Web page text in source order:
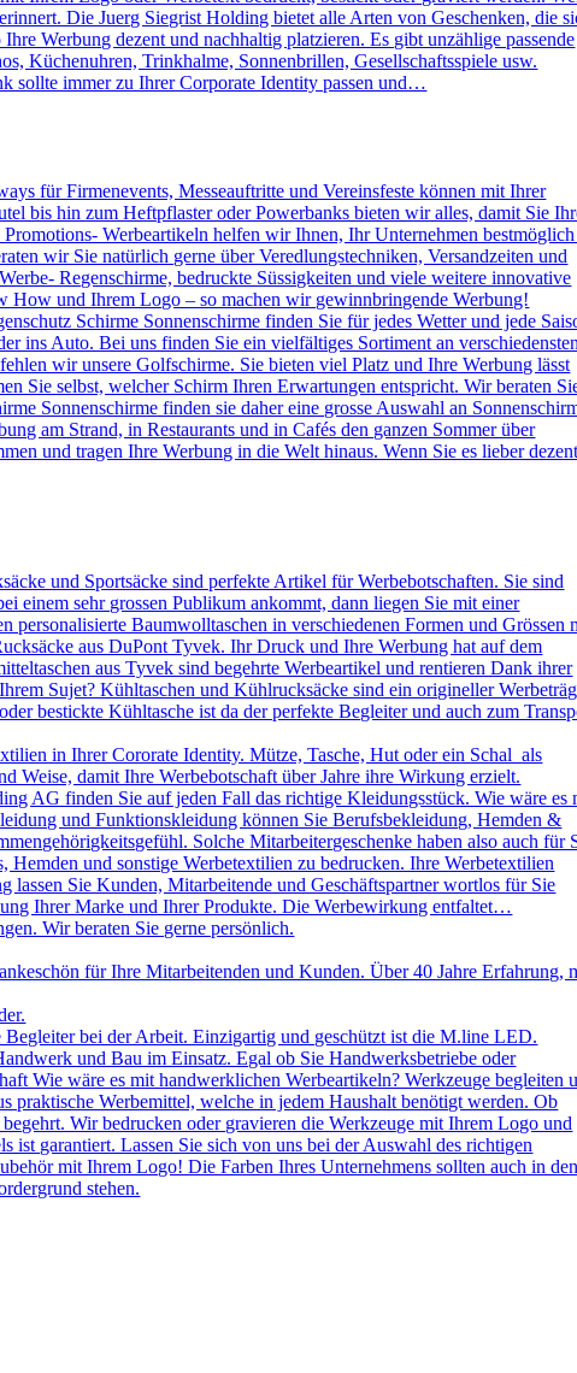
Die Juerg Siegrist Holding bietet alle Arten von Geschenken, die
Werbung dezent und nachhaltig platzieren. Es gibt unzählige passende
Küchenuhren, Trinkhalme, Sonnenbrillen, Gesellschaftsspiele usw.
sollte immer zu Ihrer Corporate Identity passen und…
für Firmenevents, Messeauftritte und Vereinsfeste können mit Ihrer
bis hin zum Heftpflaster oder Powerbanks bieten wir alles, damit Sie
Werbeartikeln helfen wir Ihnen, Ihr Unternehmen
wir Sie natürlich gerne über Veredlungstechniken, Versandzeiten und
Regenschirme, bedruckte Süssigkeiten und viele weitere innovative
How und Ihrem Logo – so machen wir gewinnbringende Werbung!
Schirme Sonnenschirme finden Sie für jedes Wetter und jede
ins Auto. Bei uns finden Sie ein vielfältiges Sortiment an
wir unsere Golfschirme. Sie bieten viel Platz und Ihre Werbung lässt
Sie selbst, welcher Schirm Ihren Erwartungen entspricht. Wir beraten
Sonnenschirme finden sie daher eine grosse Auswahl an
am Strand, in Restaurants und in Cafés den ganzen Sommer über
und tragen Ihre Werbung in die Welt hinaus. Wenn Sie es lieber
und Sportsäcke sind perfekte Artikel für Werbebotschaften. Sie sind
einem sehr grossen Publikum ankommt, dann liegen Sie mit einer
personalisierte Baumwolltaschen in verschiedenen Formen und Grössen
aus DuPont Tyvek. Ihr Druck und Ihre Werbung hat auf dem
aus Tyvek sind begehrte Werbeartikel und rentieren Dank ihrer
Sujet? Kühltaschen und Kühlrucksäcke sind ein origineller
bestickte Kühltasche ist da der perfekte Begleiter und auch zum
in Ihrer Cororate Identity. Mütze, Tasche, Hut oder ein Schal als
Weise, damit Ihre Werbebotschaft über Jahre ihre Wirkung erzielt.
AG finden Sie auf jeden Fall das richtige Kleidungsstück. Wie wäre es
und Funktionskleidung können Sie Berufsbekleidung, Hemden &
Solche Mitarbeitergeschenke haben also auch für
und sonstige Werbetextilien zu bedrucken. Ihre Werbetextilien
Sie Kunden, Mitarbeitende und Geschäftspartner wortlos für Sie
Ihrer Marke und Ihrer Produkte. Die Werbewirkung entfaltet…
Wir beraten Sie gerne persönlich.
für Ihre Mitarbeitenden und Kunden. Über 40 Jahre Erfahrung,
bei der Arbeit. Einzigartig und geschützt ist die M.line LED.
und Bau im Einsatz. Egal ob Sie Handwerksbetriebe oder
Wie wäre es mit handwerklichen Werbeartikeln? Werkzeuge begleiten
praktische Werbemittel, welche in jedem Haushalt benötigt werden. Ob
Wir bedrucken oder gravieren die Werkzeuge mit Ihrem Logo und
ist garantiert. Lassen Sie sich von uns bei der Auswahl des richtigen
mit Ihrem Logo! Die Farben Ihres Unternehmens sollten auch in
stehen.